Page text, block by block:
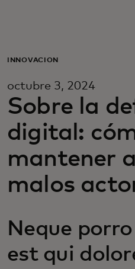
Para empresas
Para el mundo
Para
Noticias y
INNOVACIÓN
octubre 3, 2024
Sobre la
digital:
mantener
malos
Neque
est qui